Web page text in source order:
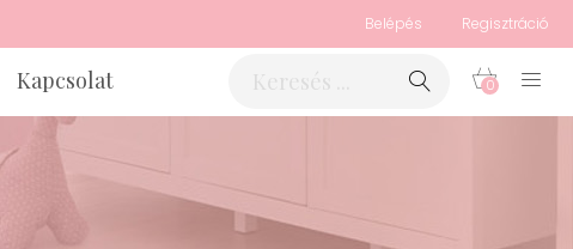
Belépés Regisztráció
Kapcsolat 0